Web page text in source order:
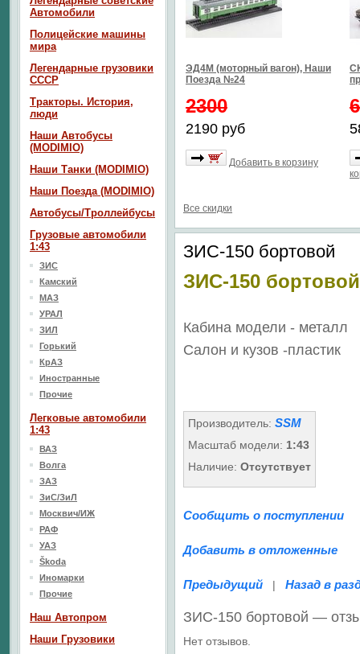
ЭД4М (моторный вагон), Наши
Поезда №24
2300
2190 руб
Добавить в корзину
Все скидки
ЗИС-150 бортовой
ЗИС-150 бортовой
Кабина модели - металл
Салон и кузов -пластик
Производитель: SSM
Масштаб модели: 1:43
Наличие: Отсутствует
Сообщить о поступлении
Добавить в отложенные
Предыдущий | Назад в
ЗИС-150 бортовой —
Нет отзывов.
Автомобили
Полицейские машины
мира
Легендарные грузовики
СССР
Тракторы. История,
люди
Наши Автобусы
(MODIMIO)
Наши Танки (MODIMIO)
Наши Поезда (MODIMIO)
Автобусы/Троллейбусы
Грузовые автомобили
1:43
ЗИС
Камский
МАЗ
УРАЛ
ЗИЛ
Горький
КрАЗ
Иностранные
Прочие
Легковые автомобили
1:43
ВАЗ
Волга
ЗАЗ
ЗиС/ЗиЛ
Москвич/ИЖ
РАФ
УАЗ
Škoda
Иномарки
Прочие
Наш Aвтопром
Наши Грузовики